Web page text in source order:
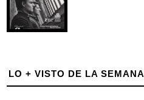
LO + VISTO DE LA SEMANA